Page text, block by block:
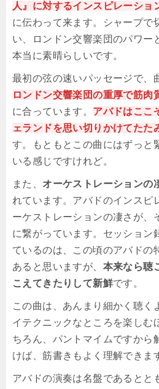
人』に対するインスピレーショ
に伝わって来ます。シャープで
い、ロンドン交響楽団のパワー
本当に素晴らしいです。
最初の弦の速いパッセージで、
ロンドン交響楽団の重厚で筋肉
に合っています。 アバドはここ
ェランドを思い切りかけてたた
す。もともとこの曲にはずっと
いる感じですけれど。
また、 オーケストレーションの
れています。アバドのインスピ
ーケストレーションの凄さが、
に繋がっています。セッション
ているのは、この頃のアバドの
あると思いますが、 本来なら聴
こえてきたりして新鮮です。
この曲は、あんまり細かく聴く
イテクニックなところを楽しむ
ちろん、パントマイムですから
けば、筋書きもよく理解できま
アバドの演奏は名盤であるとと